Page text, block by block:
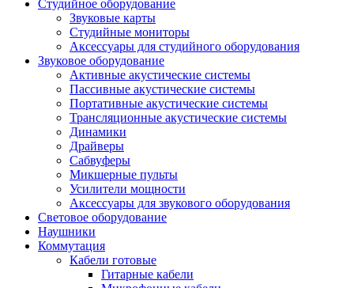
Студийное оборудование
Звуковые карты
Студийные мониторы
Аксессуары для студийного оборудования
Звуковое оборудование
Активные акустические системы
Пассивные акустические системы
Портативные акустические системы
Трансляционные акустические системы
Динамики
Драйверы
Сабвуферы
Микшерные пульты
Усилители мощности
Аксессуары для звукового оборудования
Световое оборудование
Наушники
Коммутация
Кабели готовые
Гитарные кабели